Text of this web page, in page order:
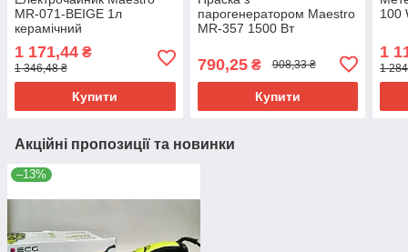
MR-071-BEIGE 1л
керамічний
1 171,44 ₴
1 346,48 ₴
Купити
парогенератором Maestro
MR-357 1500 Вт
790,25₴ 908,33 ₴
Купити
100
1
1
Акційні пропозиції та новинки
–13%